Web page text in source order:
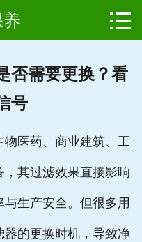
用户案例
资质证书

否需要更换？看
号
医药、商业建筑、工
其过滤效果直接影响
生产安全。但很多用
器的更换时机，导致净